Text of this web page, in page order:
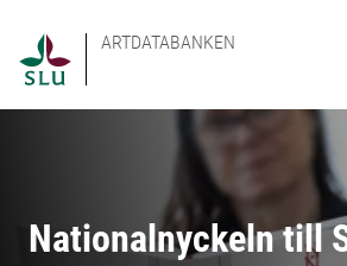
ARTDATABANKEN
Nationalnyckeln till